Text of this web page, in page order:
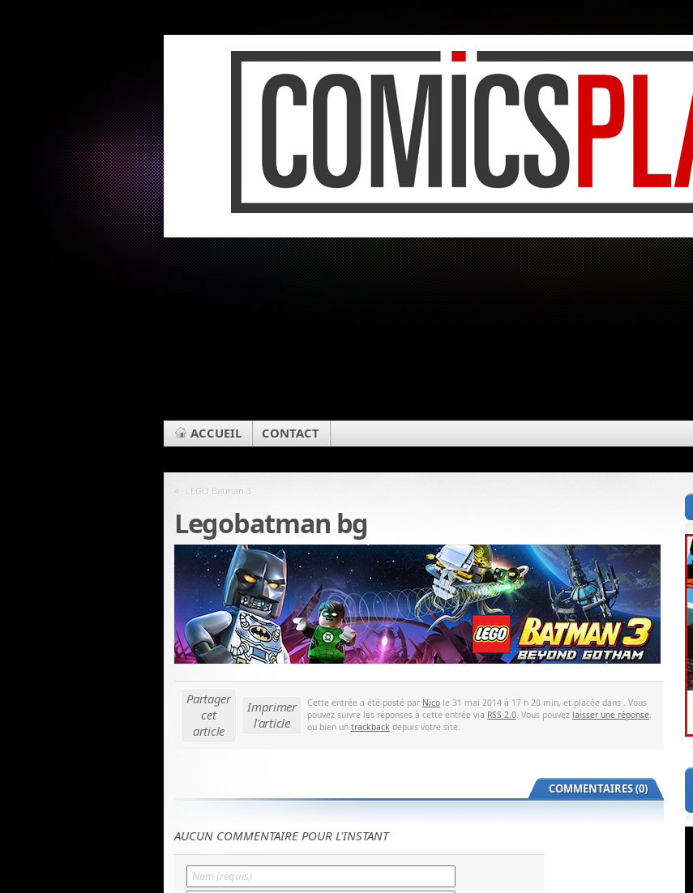
ACCUEIL CONTACT
« LEGO Batman 3
Legobatman bg
Partager
cet
article
Imprimer
l'article
Cette entrée a été posté par Nico le 31 mai 2014 à 17 h 20 min, et placée dans . Vous
pouvez suivre les réponses à cette entrée via RSS 2.0. Vous pouvez laisser une réponse,
ou bien un trackback depuis votre site.
COMMENTAIRES (0)
AUCUN COMMENTAIRE POUR L'INSTANT